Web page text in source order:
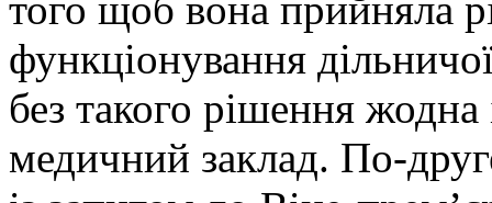
того щоб вона прийняла
функціонування
без такого рішення
медичний заклад. По-